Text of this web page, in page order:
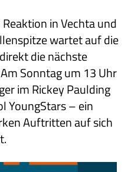
in Vechta und
wartet auf die
die nächste
Sonntag um 13 Uhr
im Rickey Paulding
YoungStars – ein
Auftritten auf sich